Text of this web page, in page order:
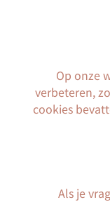
Op onze
verbeteren,
cookies
Als je